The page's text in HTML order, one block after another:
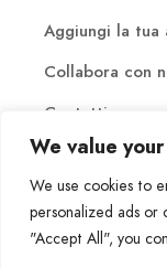
We value
We use cookies to
personalized ads or
"Accept All", you
Aggiungi la
Collabora con
Contatti